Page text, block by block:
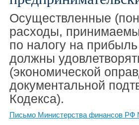
Осуществленные
расходы,
по налогу на
должны
(экономической
документальной
Кодекса).
Письмо Министерства финансов РФ